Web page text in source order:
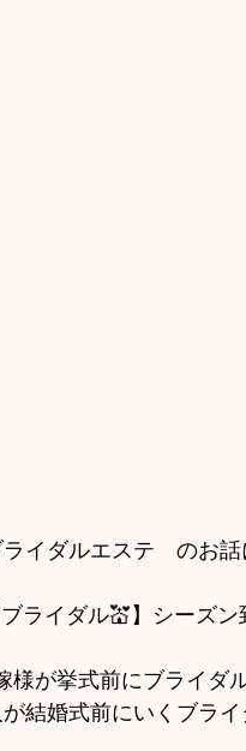
イダルエステ　のお話
ライダル💒】シーズン
様が挙式前にブライダ
結婚式前にいくブライ